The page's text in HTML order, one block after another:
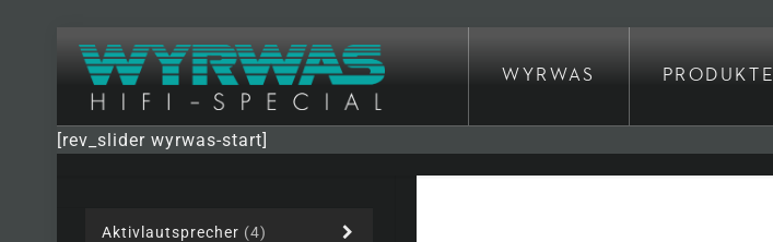
WYRWAS PRODUKTE
[rev_slider wyrwas-start]
Aktivlautsprecher (4)